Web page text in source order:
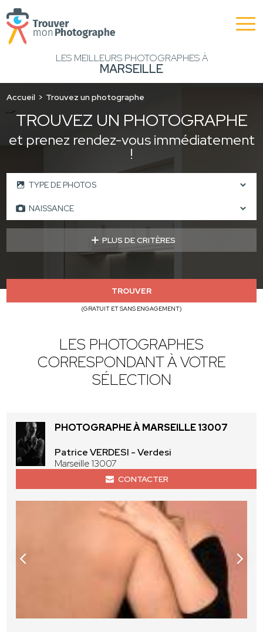
LES MEILLEURS PHOTOGRAPHES À
MARSEILLE
Accueil Trouvez un photographe
TROUVEZ UN PHOTOGRAPHE
et prenez rendez-vous immédiatement
!
PLUS DE CRITÈRES
TROUVER
(GRATUIT ET SANS ENGAGEMENT)
LES PHOTOGRAPHES
CORRESPONDANT À VOTRE
SÉLECTION
PHOTOGRAPHE À MARSEILLE 13007
Patrice VERDESI - Verdesi
Marseille 13007
CONTACTER